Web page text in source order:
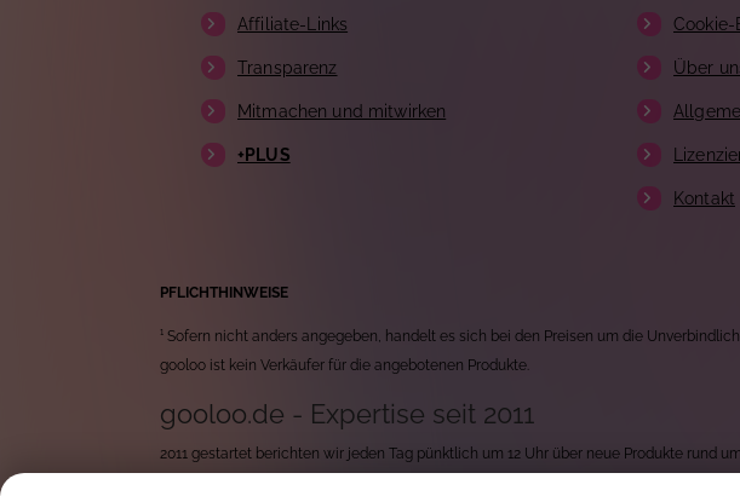
Affiliate-Links
Transparenz
Mitmachen und mitwirken
+PLUS
Cookie-
Über
Kontakt
PFLICHTHINWEISE
¹ Sofern nicht anders angegeben, handelt es sich bei den Preisen um die
gooloo ist kein Verkäufer für die angebotenen Produkte.
gooloo.de - Expertise seit 2011
2011 gestartet berichten wir jeden Tag pünktlich um 12 Uhr über neue Produkte rund um